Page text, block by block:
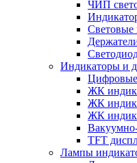
ЧИП
Индикаторы и
Цифровые
ЖК
ЖК
ЖК
TFT
Лампы